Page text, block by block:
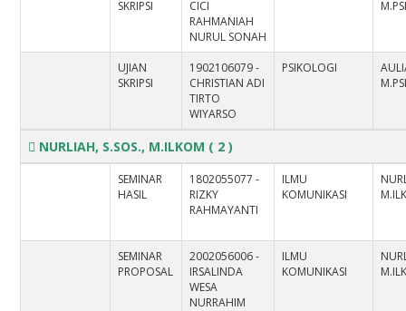
SKRIPSI
CICI
RAHMANIAH
NURUL SONAH
UJIAN
SKRIPSI
1902106079 -
CHRISTIAN ADI
TIRTO
WIYARSO
PSIKOLOGI
NURLIAH, S.SOS., M.ILKOM ( 2 )
SEMINAR
HASIL
1802055077 -
RIZKY
RAHMAYANTI
ILMU
KOMUNIKASI
SEMINAR
PROPOSAL
2002056006 -
IRSALINDA
WESA
NURRAHIM
ILMU
KOMUNIKASI